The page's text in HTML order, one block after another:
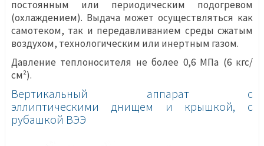
постоянным или периодическим подогревом
(охлаждением). Выдача может осуществляться как
самотеком, так и передавливанием среды сжатым
воздухом, технологическим или инертным газом.
Давление теплоносителя не более 0,6 МПа (6 кгс/
см²).
Вертикальный аппарат с
эллиптическими днищем и крышкой, с
рубашкой ВЭЭ